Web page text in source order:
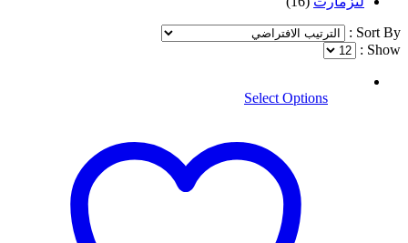
Sort By :
Show :
Select Options